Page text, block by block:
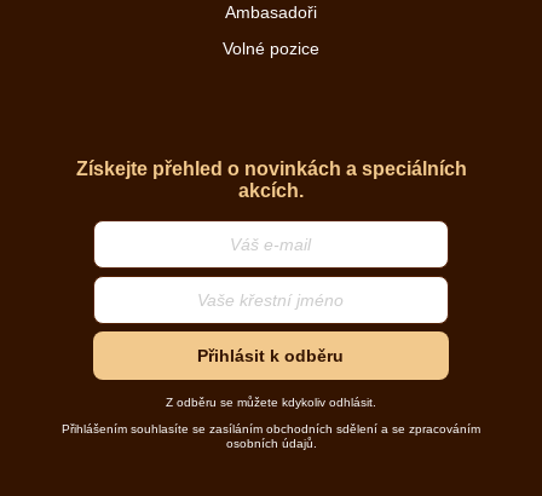
Ambasadoři
Volné pozice
Získejte přehled o novinkách a speciálních
akcích.
Přihlásit k odběru
Z odběru se můžete kdykoliv odhlásit.
Přihlášením souhlasíte se zasíláním obchodních sdělení a se zpracováním
osobních údajů.